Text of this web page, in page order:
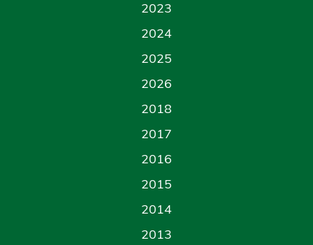
2023
2024
2025
2026
2018
2017
2016
2015
2014
2013